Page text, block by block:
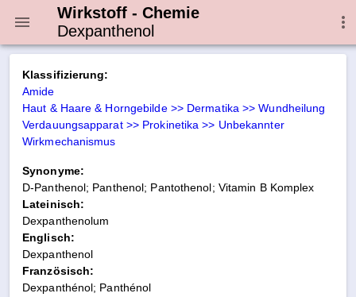
Wirkstoff - Chemie
Dexpanthenol
Klassifizierung:
Amide
Haut & Haare & Horngebilde >> Dermatika >> Wundheilung
Verdauungsapparat >> Prokinetika >> Unbekannter
Wirkmechanismus
Synonyme:
D-Panthenol; Panthenol; Pantothenol; Vitamin B Komplex
Lateinisch:
Dexpanthenolum
Englisch:
Dexpanthenol
Französisch:
Dexpanthénol; Panthénol